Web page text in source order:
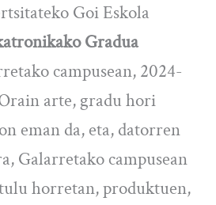
Goi Eskola
Gradua
campusean, 2024-
arte, gradu hori
eman da, eta, datorren
Galarretako campusean
horretan, produktuen,